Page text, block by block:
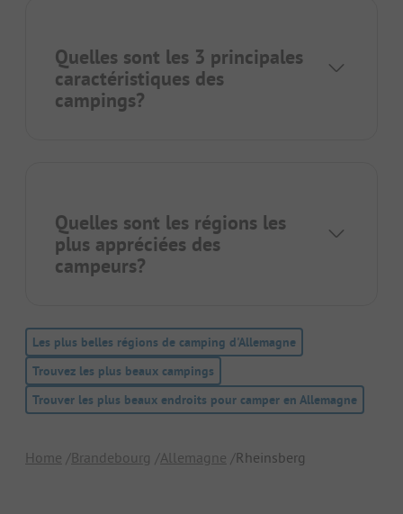
Quelles sont les 3 principales
caractéristiques des
campings?
Quelles sont les régions les
plus appréciées des
campeurs?
Les plus belles régions de camping d'Allemagne
Trouvez les plus beaux campings
Trouver les plus beaux endroits pour camper en Allemagne
Home Brandebourg Allemagne Rheinsberg